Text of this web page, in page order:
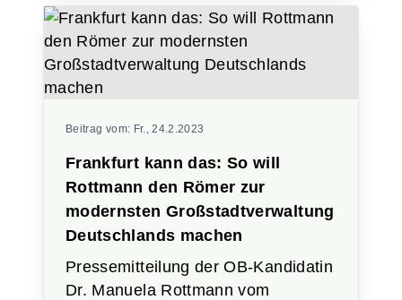
Beitrag vom: Fr., 24.2.2023
Frankfurt kann das: So will
Rottmann den Römer zur
modernsten Großstadtverwaltung
Deutschlands machen
Pressemitteilung der OB-Kandidatin
Dr. Manuela Rottmann vom